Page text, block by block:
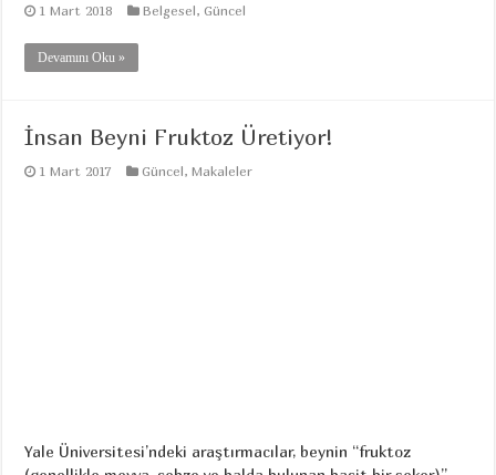
1 Mart 2018 Belgesel,Güncel
Devamını Oku »
İnsan Beyni Fruktoz Üretiyor!
1 Mart 2017 Güncel,Makaleler
Yale Üniversitesi’ndeki araştırmacılar, beynin “fruktoz